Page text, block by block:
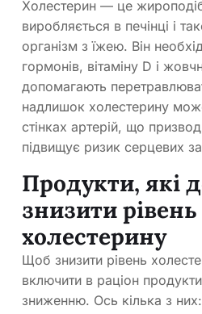
Холестерин — це
виробляється в печінці і
організм з їжею. Він
гормонів, вітаміну D і
допомагають
надлишок холестерину
стінках артерій, що
підвищує ризик серцевих
Продукти, які
знизити рівень
холестерину
Щоб знизити рівень
включити в раціон
зниженню. Ось кілька з них: